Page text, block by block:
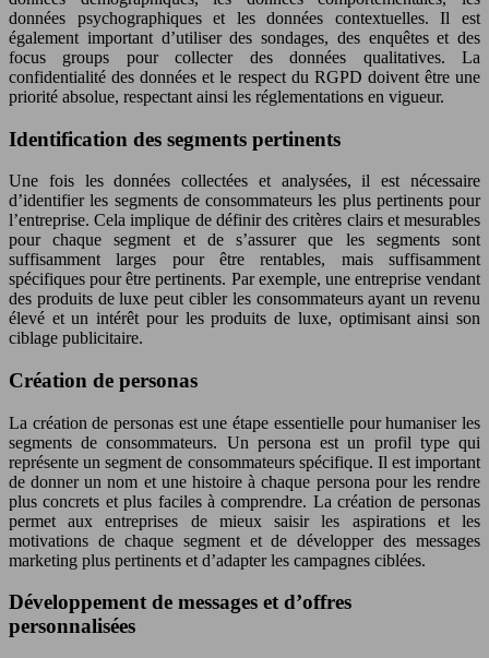
données psychographiques et les données contextuelles. Il est
également important d’utiliser des sondages, des enquêtes et des
focus groups pour collecter des données qualitatives. La
confidentialité des données et le respect du RGPD doivent être une
priorité absolue, respectant ainsi les réglementations en vigueur.
Identification des segments pertinents
Une fois les données collectées et analysées, il est nécessaire
d’identifier les segments de consommateurs les plus pertinents pour
l’entreprise. Cela implique de définir des critères clairs et mesurables
pour chaque segment et de s’assurer que les segments sont
suffisamment larges pour être rentables, mais suffisamment
spécifiques pour être pertinents. Par exemple, une entreprise vendant
des produits de luxe peut cibler les consommateurs ayant un revenu
élevé et un intérêt pour les produits de luxe, optimisant ainsi son
ciblage publicitaire.
Création de personas
La création de personas est une étape essentielle pour humaniser les
segments de consommateurs. Un persona est un profil type qui
représente un segment de consommateurs spécifique. Il est important
de donner un nom et une histoire à chaque persona pour les rendre
plus concrets et plus faciles à comprendre. La création de personas
permet aux entreprises de mieux saisir les aspirations et les
motivations de chaque segment et de développer des messages
marketing plus pertinents et d’adapter les campagnes ciblées.
Développement de messages et d’offres
personnalisées